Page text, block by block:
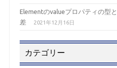
Elementのvalueプロパティの型
差
2021年12月16日
カテゴリー